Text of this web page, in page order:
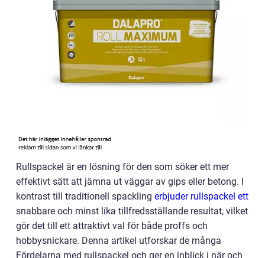
Rullspackel är en lösning för den som söker ett mer
effektivt sätt att jämna ut väggar av gips eller betong. I
kontrast till traditionell spackling erbjuder rullspackel ett
snabbare och minst lika tillfredsställande resultat, vilket
gör det till ett attraktivt val för både proffs och
hobbysnickare. Denna artikel utforskar de många
Fördelarna med rullspackel och ger en inblick i när och